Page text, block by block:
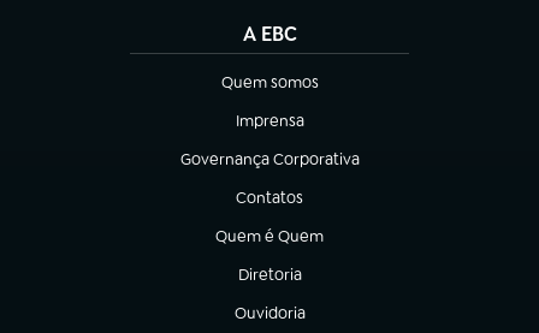
A EBC
Quem somos
(abre em nova aba)
Imprensa
(abre em nova aba)
Governança Corporativa
(abre em nova aba)
Contatos
(abre em nova aba)
Quem é Quem
(abre em nova aba)
Diretoria
(abre em nova aba)
Ouvidoria
(abre em nova aba)